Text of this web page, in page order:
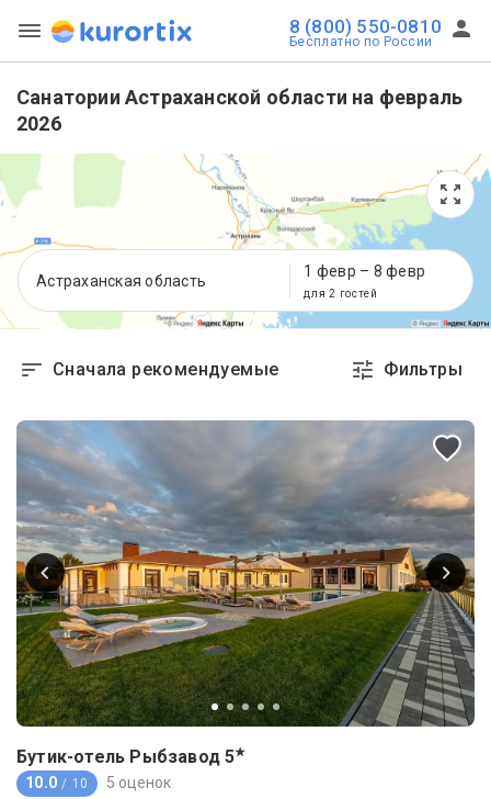
8 (800) 550-0810
Бесплатно по России
Санатории Астраханской области на февраль
2026
Астраханская область
1 февр – 8 февр
для 2 гостей
Сначала рекомендуемые Фильтры
Бутик-отель Рыбзавод 5★
10.0 / 10 5 оценок